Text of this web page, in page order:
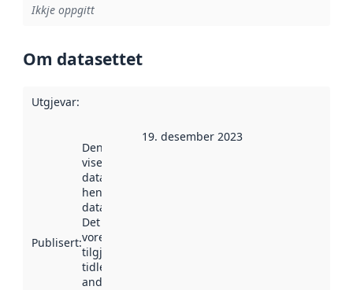
Ikkje oppgitt
Om datasettet
Utgjevar:
Publisert:
Denne datoen
viser når
datasettet vart
henta inn av
data.norge.no.
Det kan ha
vore
tilgjengeleg
tidlegare
andre stader.
19. desember 2023